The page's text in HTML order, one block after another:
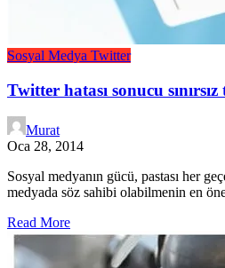
Sosyal Medya Twitter
Twitter hatası sonucu
Murat
Oca 28, 2014
Sosyal medyanın gücü, pastası her
medyada söz sahibi olabilmenin en
Read More